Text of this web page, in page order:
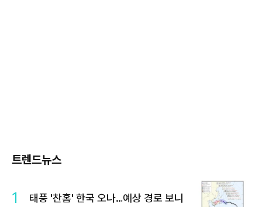
트렌드뉴스
1 태풍 '찬홈' 한국 오나…예상 경로 보니